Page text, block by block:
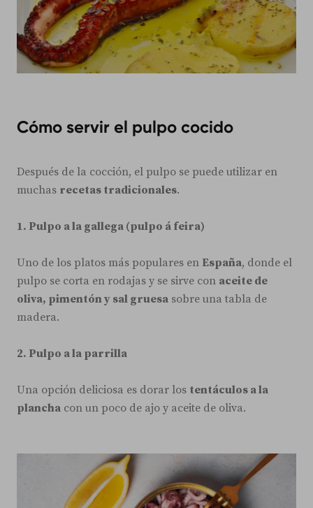
Cómo servir el pulpo cocido
Después de la cocción, el pulpo se puede utilizar en
muchas recetas tradicionales.
1. Pulpo a la gallega (pulpo á feira)
Uno de los platos más populares en España, donde el
pulpo se corta en rodajas y se sirve con aceite de
oliva, pimentón y sal gruesa sobre una tabla de
madera.
2. Pulpo a la parrilla
Una opción deliciosa es dorar los tentáculos a la
plancha con un poco de ajo y aceite de oliva.